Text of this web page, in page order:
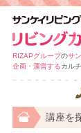
RIZAPグループのサ
企画・運営するカル
講座を